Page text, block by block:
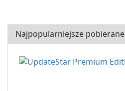
Najpopularniejsze pobierane